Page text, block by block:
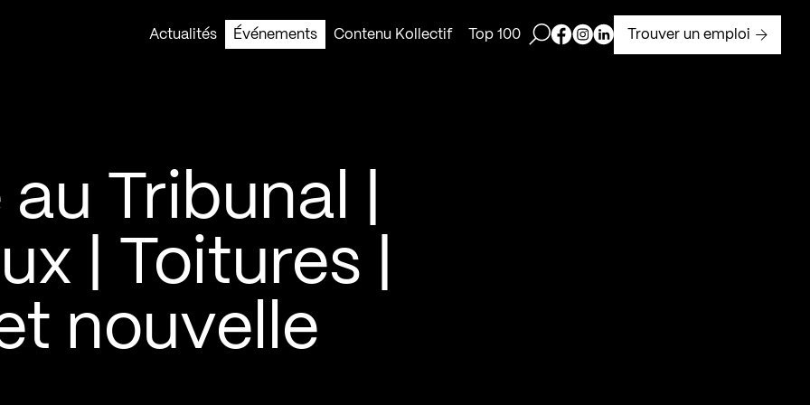
Actualités
Événements Contenu Kollectif Top 100 Ouvrir la barre de recherche
Page Facebook de Kollectif
Page Instagram de Kollectif
Page Linkedin de Kollectif
Trouver un emploi
Tribunal |
| Toitures |
nouvelle